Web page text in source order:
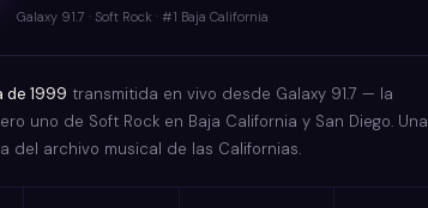
Galaxy 91.7 · Soft Rock · #1 Baja California
de 1999 transmitida en vivo desde Galaxy 91.7 — la
uno de Soft Rock en Baja California y San Diego. Una
del archivo musical de las Californias.